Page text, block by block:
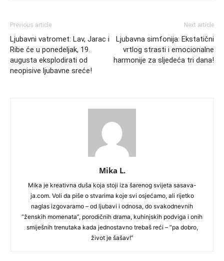
Previous article
Ljubavni vatromet: Lav, Jarac i
Ribe će u ponedeljak, 19.
augusta eksplodirati od
neopisive ljubavne sreće!
Next article
Ljubavna simfonija: Ekstatični
vrtlog strasti i emocionalne
harmonije za sljedeća tri dana!
Mika L.
Mika je kreativna duša koja stoji iza šarenog svijeta sasava-
ja.com. Voli da piše o stvarima koje svi osjećamo, ali rijetko
naglas izgovaramo – od ljubavi i odnosa, do svakodnevnih
“ženskih momenata”, porodičnih drama, kuhinjskih podviga i onih
smiješnih trenutaka kada jednostavno trebaš reći – “pa dobro,
život je šašav!”